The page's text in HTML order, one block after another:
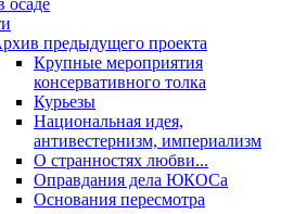
осаде
предыдущего проекта
Крупные мероприятия
консервативного толка
Курьезы
Национальная идея,
антивестернизм, империализм
О странностях любви...
Оправдания дела ЮКОСа
Основания пересмотра